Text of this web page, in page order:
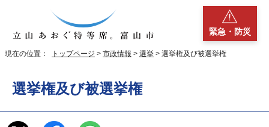
緊急・防災
現在の位置： トップページ > 市政情報 > 選挙 > 選挙権及び被選挙権
選挙権及び被選挙権